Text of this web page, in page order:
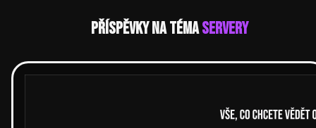
Příspěvky na témaServery